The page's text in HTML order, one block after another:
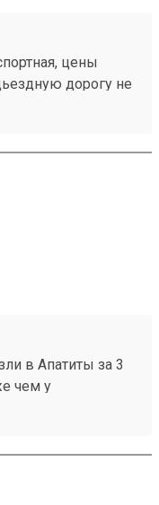
цены
дорогу не
Заказы
в Апатиты за 3
чем у